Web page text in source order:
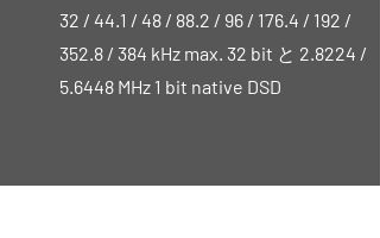
32 / 44.1 / 48 / 88.2 / 96 / 176.4 / 192 /
352.8 / 384 kHz max. 32 bit と 2.8224 /
5.6448 MHz 1 bit native DSD